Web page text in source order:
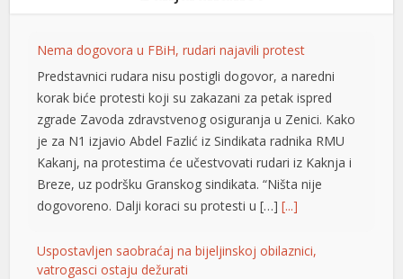
Nema dogovora u FBiH, rudari najavili protest
Predstavnici rudara nisu postigli dogovor, a naredni
korak biće protesti koji su zakazani za petak ispred
zgrade Zavoda zdravstvenog osiguranja u Zenici. Kako
je za N1 izjavio Abdel Fazlić iz Sindikata radnika RMU
Kakanj, na protestima će učestvovati rudari iz Kaknja i
Breze, uz podršku Granskog sindikata. “Ništa nije
dogovoreno. Dalji koraci su protesti u […][...]
Uspostavljen saobraćaj na bijeljinskoj obilaznici,
vatrogasci ostaju dežurati